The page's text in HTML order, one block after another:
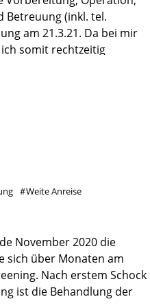
Anerkennung, Kraft und
sich haben, Wolfgang S.
Betreuung (inkl. tel.
am 21.3.21. Da bei mir
somit rechtzeitig
wage ich zu hoffen, dass
und sexuell
dem Pflegeteam
und
der OP war, nach 4
OP hat an
Weite Anreise
November 2020 die
sich über Monaten am
Nach erstem Schock
ist die Behandlung der